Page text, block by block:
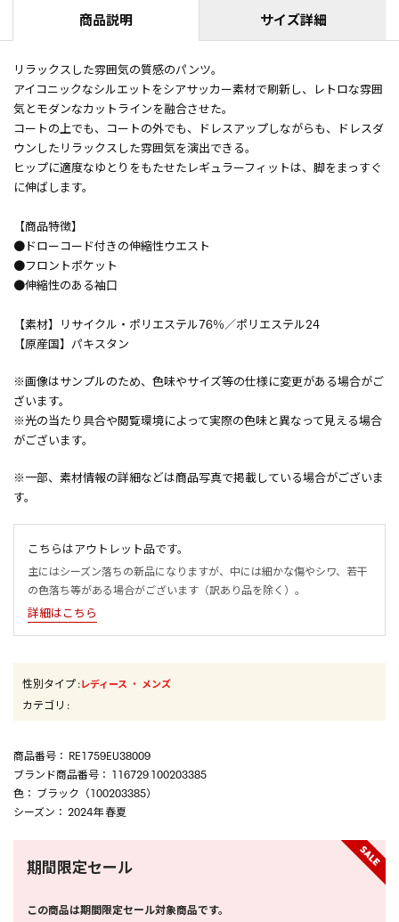
商品説明 サイズ詳細
リラックスした雰囲気の質感のパンツ。
アイコニックなシルエットをシアサッカー素材で刷新し、レトロな雰囲
気とモダンなカットラインを融合させた。
コートの上でも、コートの外でも、ドレスアップしながらも、ドレスダ
ウンしたリラックスした雰囲気を演出できる。
ヒップに適度なゆとりをもたせたレギュラーフィットは、脚をまっすぐ
に伸ばします。
【商品特徴】
●ドローコード付きの伸縮性ウエスト
●フロントポケット
●伸縮性のある袖口
【素材】リサイクル・ポリエステル76％／ポリエステル24
【原産国】パキスタン
※画像はサンプルのため、色味やサイズ等の仕様に変更がある場合がご
ざいます。
※光の当たり具合や閲覧環境によって実際の色味と異なって見える場合
がございます。
※一部、素材情報の詳細などは商品写真で掲載している場合がございま
す。
こちらはアウトレット品です。
主にはシーズン落ちの新品になりますが、中には細かな傷やシワ、若干
の色落ち等がある場合がございます（訳あり品を除く）。
詳細はこちら
性別タイプ:レディース ・ メンズ
カテゴリ :
商品番号 ： RE1759EU38009
ブランド商品番号 ： 116729 100203385
色 ： ブラック（100203385）
シーズン ： 2024年 春夏
期間限定セール
この商品は期間限定セール対象商品です。